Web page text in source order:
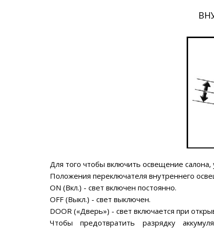
Для того чтобы включить освещение
Положения переключателя внутреннего
ON (Вкл.) - свет включен постоянно.
OFF (Выкл.) - свет выключен.
DOOR («Дверь») - свет включается при
Чтобы предотвратить разрядку